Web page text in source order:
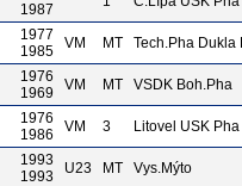
1987
1977
1985
VM MT Tech.Pha Dukla
1976
1969
VM MT VSDK Boh.Pha
1976
1986
VM 3 Litovel USK Pha
1993
1993
U23 MT Vys.Mýto